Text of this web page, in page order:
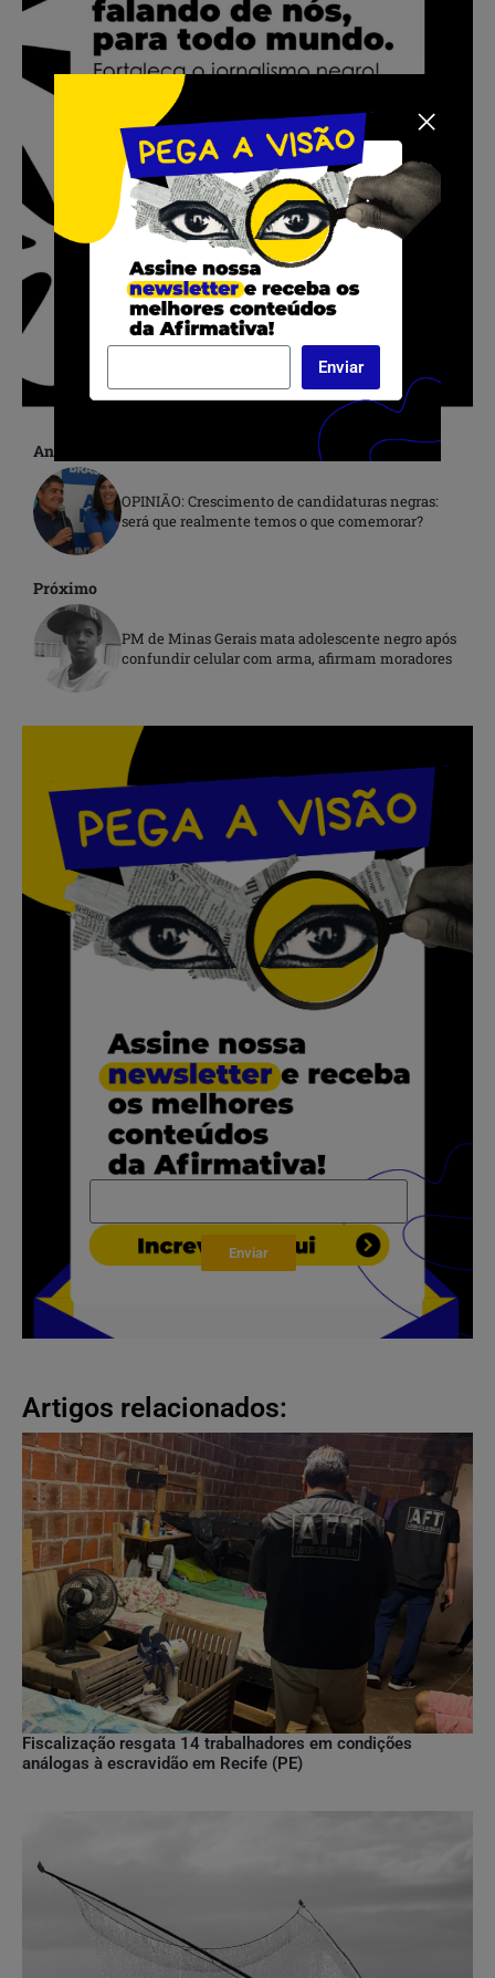
Anterior
OPINIÃO: Crescimento de candidaturas negras:
será que realmente temos o que comemorar?
Próximo
PM de Minas Gerais mata adolescente negro após
confundir celular com arma, afirmam moradores
.
.
Enviar
Artigos relacionados:
Fiscalização resgata 14 trabalhadores em condições
análogas à escravidão em Recife (PE)
Enviar